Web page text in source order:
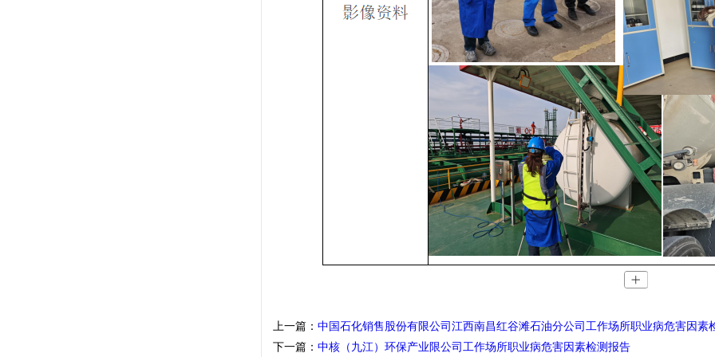
上一篇： 中国石化销售股份有限公司江西南昌红谷滩石油分公司工作场所职业病危害因素
下一篇： 中核（九江）环保产业限公司工作场所职业病危害因素检测报告